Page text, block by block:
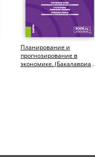
Планирование и
прогнозирование в
экономике. (Бакалавриат,